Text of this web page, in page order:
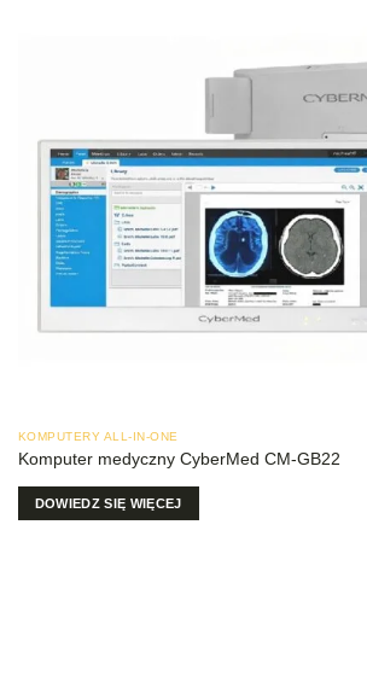
KOMPUTERY ALL-IN-ONE
Komputer medyczny CyberMed CM-GB22
DOWIEDZ SIĘ WIĘCEJ